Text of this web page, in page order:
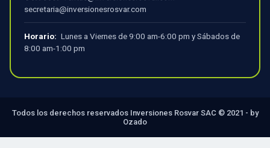
secretaria@inversionesrosvar.com
Horario: Lunes a Viernes de 9:00 am-6:00 pm y Sábados de
8:00 am-1:00 pm
Todos los derechos reservados Inversiones Rosvar SAC © 2021 - by
Ozado